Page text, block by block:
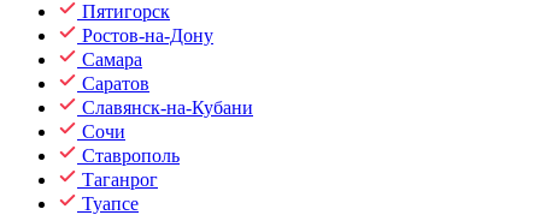
Пятигорск
Ростов-на-Дону
Самара
Саратов
Славянск-на-Кубани
Сочи
Ставрополь
Таганрог
Туапсе